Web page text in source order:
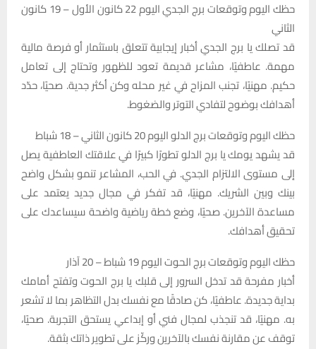
حظك اليوم وتوقعات برج الجدي اليوم 22 كانون الأول – 19 كانون
الثاني
قد تصلك يا برج الجدي أخبار إيجابية تتعلق باستثمار أو فرصة مالية
مهمة. عاطفيًا، مشاعر قديمة تعود للظهور وتحتاج إلى تعامل
حكيم. مهنيًا، تجنب المزاح في غير محله وكن أكثر جدية. صحيًا، حدّد
أهدافك بوضوح لتفادي التوتر والضغوط.
حظك اليوم وتوقعات برج الدلو اليوم 20 كانون الثاني – 18 شباط
قد يشهد يومك يا برج الدلو تطورًا كبيرًا في علاقتك العاطفية يصل
إلى مستوى الالتزام الجدي. في الحب، المشاعر تنمو بشكل واضح
بينك وبين الشريك. مهنيًا، قد تفكر في مجال جديد يعتمد على
مساعدة الآخرين. صحيًا، وضع خطة رياضية واضحة سيساعدك على
تحقيق أهدافك.
حظك اليوم وتوقعات برج الحوت اليوم 19 شباط – 20 آذار
أخبار مفرحة قد تدخل السرور إلى قلبك يا برج الحوت وتفتح أمامك
بداية جديدة. عاطفيًا، كن صادقًا مع نفسك بدل التظاهر بما لا تشعر
به. مهنيًا، قد تنجذب لمجال فني أو إبداعي يستحق التجربة. صحيًا،
توقف عن مقارنة نفسك بالآخرين وركّز على تطوير ذاتك بثقة.